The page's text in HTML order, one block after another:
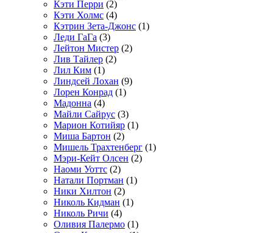
Кэти Перри (2)
Кэти Холмс (4)
Кэтрин Зета-Джонс (1)
Леди ГаГа (3)
Лейтон Мистер (2)
Лив Тайлер (2)
Лил Ким (1)
Линдсей Лохан (9)
Лорен Конрад (1)
Мадонна (4)
Майли Сайрус (3)
Марион Котийяр (1)
Миша Бартон (2)
Мишель Трахтенберг (1)
Мэри-Кейт Олсен (2)
Наоми Уоттс (2)
Натали Портман (1)
Ники Хилтон (2)
Николь Кидман (1)
Николь Ричи (4)
Оливия Палермо (1)